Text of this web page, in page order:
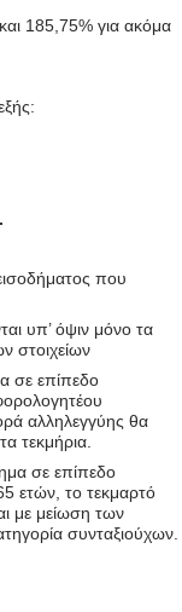
185,75% για ακόμα
που
υπ’ όψιν μόνο τα
στοιχείων
σε επίπεδο
αλληλεγγύης θα
τεκμήρια.
σε επίπεδο
ετών, το τεκμαρτό
με μείωση των
συνταξιούχων.